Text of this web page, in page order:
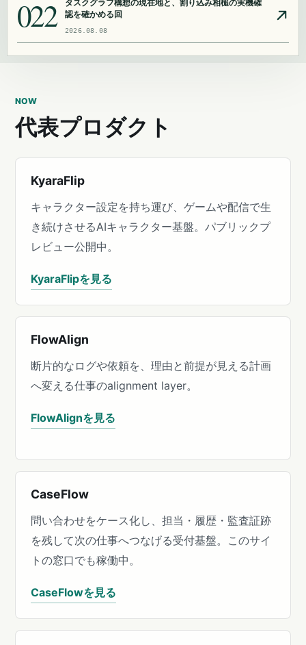
022
タスクグラフ構想の現在地と、割り込み相槌の実機確
認を確かめる回
2026.08.08
NOW
代表プロダクト
KyaraFlip
キャラクター設定を持ち運び、ゲームや配信で生
き続けさせるAIキャラクター基盤。パブリックプ
レビュー公開中。
KyaraFlipを見る
FlowAlign
断片的なログや依頼を、理由と前提が見える計画
へ変える仕事のalignment layer。
FlowAlignを見る
CaseFlow
問い合わせをケース化し、担当・履歴・監査証跡
を残して次の仕事へつなげる受付基盤。このサイ
トの窓口でも稼働中。
CaseFlowを見る